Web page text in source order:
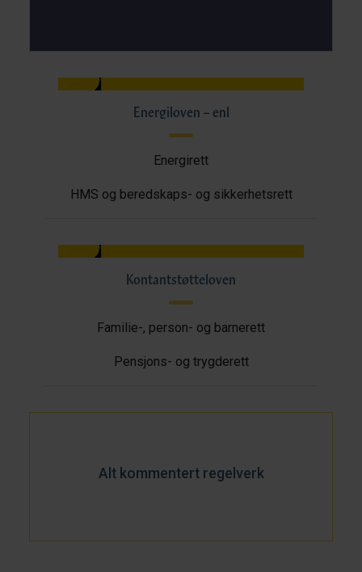
Energiloven – enl
Energirett
HMS og beredskaps- og sikkerhetsrett
Kontantstøtteloven
Familie-, person- og barnerett
Pensjons- og trygderett
Alt kommentert regelverk